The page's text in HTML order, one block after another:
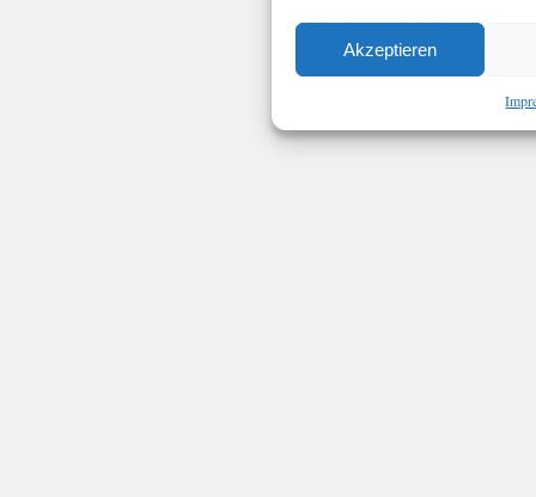
Akzeptieren